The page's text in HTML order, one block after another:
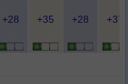
+28 +35 +28 +37